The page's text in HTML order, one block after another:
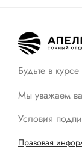
Будьте в
Мы уважаем
Условия
Правовая